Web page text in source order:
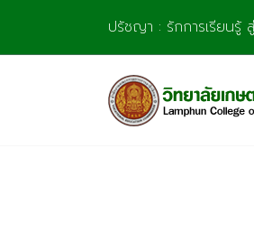
content
ปรัชญา : รักการเรียนรู้ สู่